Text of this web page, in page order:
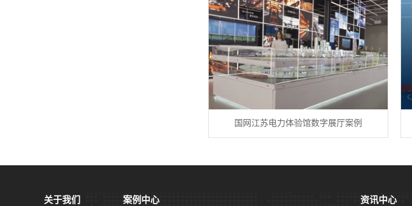
国网江苏电力体验馆数字展厅案例
关于我们 案例中心 资讯中心